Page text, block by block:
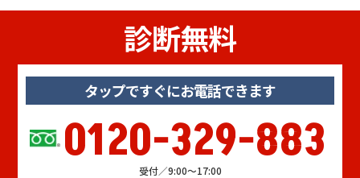
診断無料
タップですぐにお電話できます
0120-329-883
受付／9:00～17:00